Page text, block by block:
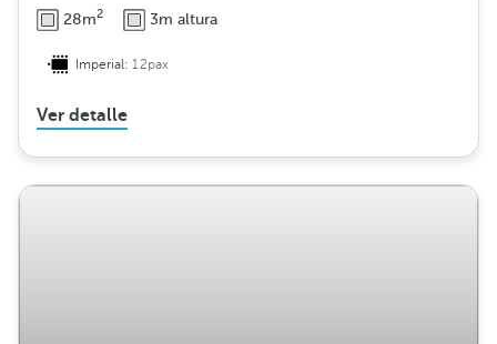
28m2 3m altura
Imperial:12pax
Ver detalle